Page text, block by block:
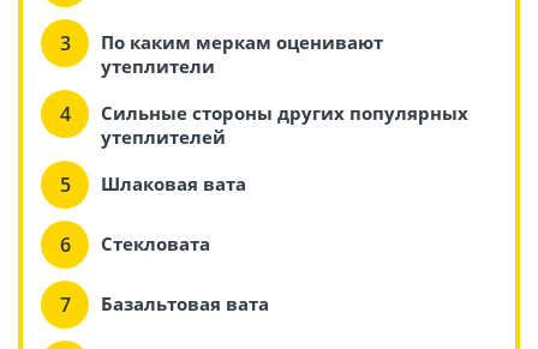
По каким меркам оценивают
утеплители
Сильные стороны других популярных
утеплителей
Шлаковая вата
Стекловата
Базальтовая вата